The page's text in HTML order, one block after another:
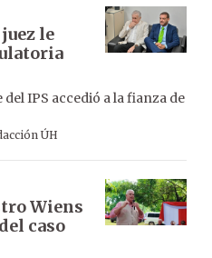
le
IPS accedió a la fianza de
ÚH
Wiens
caso